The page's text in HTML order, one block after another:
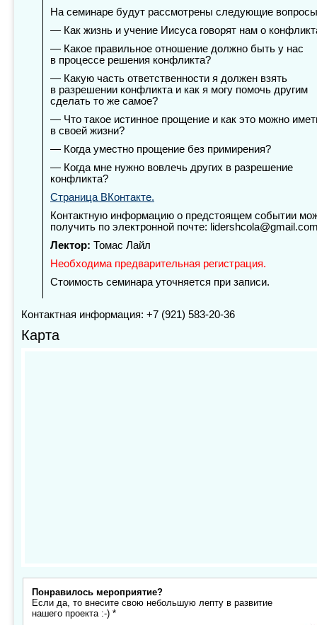
На семинаре будут рассмотрены следующие
— Как жизнь и учение Иисуса говорят нам о
— Какое правильное отношение должно быть у нас
в процессе решения конфликта?
— Какую часть ответственности я должен взять
в разрешении конфликта и как я могу помочь другим
сделать то же самое?
— Что такое истинное прощение и как это можно
в своей жизни?
— Когда уместно прощение без примирения?
— Когда мне нужно вовлечь других в разрешение
конфликта?
Страница ВКонтакте.
Контактную информацию о предстоящем событии
получить по электронной почте:
Лектор: Томас Лайл
Необходима предварительная регистрация.
Стоимость семинара уточняется при записи.
Контактная информация: +7 (921) 583-20-36
Карта
Понравилось мероприятие?
Если да, то внесите свою небольшую лепту в развитие
нашего проекта :-) *